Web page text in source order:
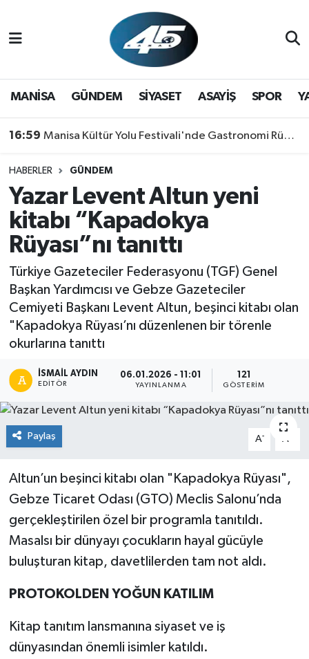
MANİSA GÜNDEM SİYASET ASAYİŞ SPOR
16:59 Manisa Kültür Yolu Festivali'nde Gastronomi Rüzgarı: Lezzetin Yıldızı "Manisa Kebabı" Oldu!
HABERLER GÜNDEM
Yazar Levent Altun yeni
kitabı “Kapadokya
Rüyası”nı tanıttı
Türkiye Gazeteciler Federasyonu (TGF) Genel
Başkan Yardımcısı ve Gebze Gazeteciler
Cemiyeti Başkanı Levent Altun, beşinci kitabı olan
"Kapadokya Rüyası’nı düzenlenen bir törenle
okurlarına tanıttı
İSMAIL AYDIN
EDITÖR
06.01.2026 - 11:01
YAYINLANMA
121
GÖSTERIM
Paylaş A- A
Altun’un beşinci kitabı olan "Kapadokya Rüyası",
Gebze Ticaret Odası (GTO) Meclis Salonu’nda
gerçekleştirilen özel bir programla tanıtıldı.
Masalsı bir dünyayı çocukların hayal gücüyle
buluşturan kitap, davetlilerden tam not aldı.
PROTOKOLDEN YOĞUN KATILIM
Kitap tanıtım lansmanına siyaset ve iş
dünyasından önemli isimler katıldı.
GÜNDEM
SPOR
YAŞAM
RESMİ REKLAM
Hava Durumu
Trafik Durumu
Son Dakika Haberleri
Haber Arşivi